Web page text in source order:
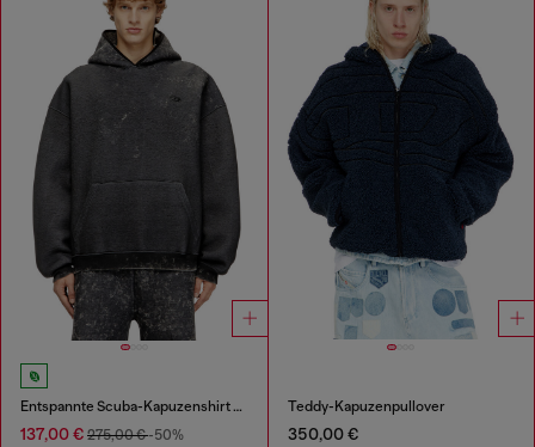
Entspannte Scuba-Kapuzenshirt mit Marmoreffektwäsche
137,00 € 275,00 €-50%
Teddy-Kapuzenpullover
350,00 €